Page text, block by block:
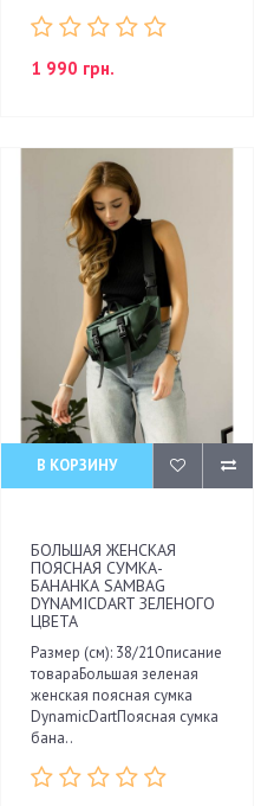
1 990 грн.
В КОРЗИНУ
БОЛЬШАЯ ЖЕНСКАЯ
ПОЯСНАЯ СУМКА-
БАНАНКА SAMBAG
DYNAMICDART ЗЕЛЕНОГО
ЦВЕТА
Размер (см): 38/21Описание
товараБольшая зеленая
женская поясная сумка
DynamicDartПоясная сумка
бана..